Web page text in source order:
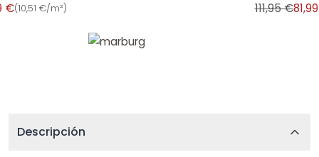
€(10,51 €/m²) 111,95 €
Descripción